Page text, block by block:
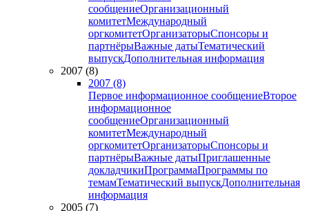
сообщениеОрганизационный
комитетМеждународный
оргкомитетОрганизаторыСпонсоры и
партнёрыВажные датыТематический
выпускДополнительная информация
2007 (8)
2007 (8)
Первое информационное сообщениеВторое
информационное
сообщениеОрганизационный
комитетМеждународный
оргкомитетОрганизаторыСпонсоры и
партнёрыВажные датыПриглашенные
докладчикиПрограммаПрограммы по
темамТематический выпускДополнительная
информация
2005 (7)